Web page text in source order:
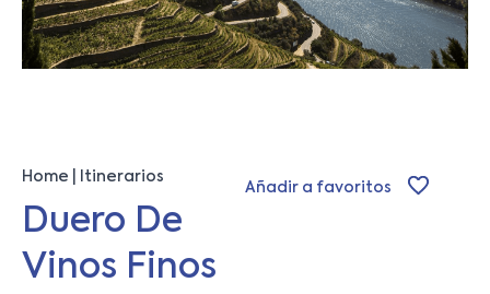
Home Itinerarios
Duero De
Vinos Finos
Añadir a favoritos